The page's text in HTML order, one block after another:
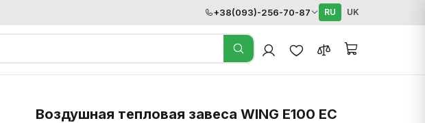
+38(093)-256-70-87 RU UK
Воздушная тепловая завеса WING E100 EC